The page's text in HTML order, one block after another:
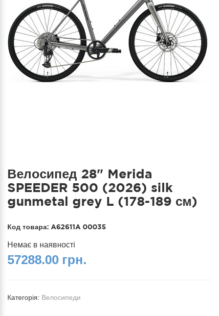
Велосипед 28" Merida
SPEEDER 500 (2026) silk
gunmetal grey L (178-189 см)
Код товара: A62611A 00035
Немає в наявності
57288.00 грн.
Категорія: Велосипеди